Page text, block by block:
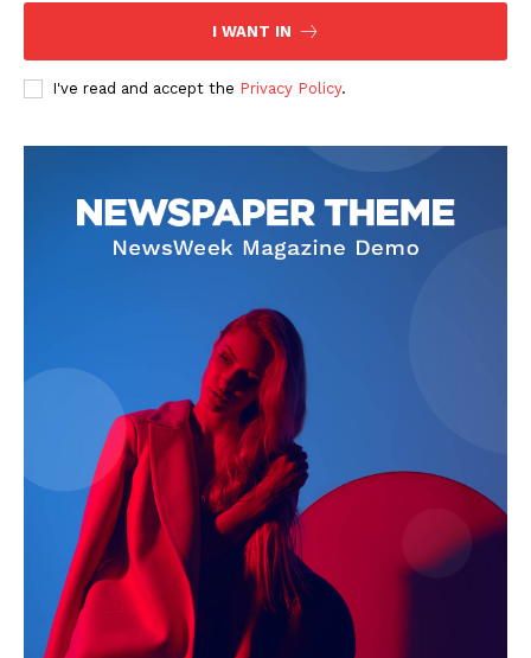
Subscription Plans
My account
I WANT IN
I've read and accept the Privacy Policy.